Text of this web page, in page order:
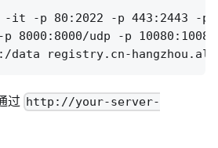
-it -p 80:2022 -p 443:2443 -p
8000:8000/udp -p
过 http://your-server-